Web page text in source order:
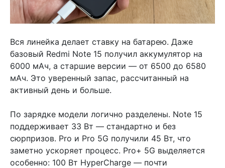
Вся линейка делает ставку на батарею. Даже
базовый Redmi Note 15 получил аккумулятор на
6000 мАч, а старшие версии — от 6500 до 6580
мАч. Это уверенный запас, рассчитанный на
активный день и больше.
По зарядке модели логично разделены. Note 15
поддерживает 33 Вт — стандартно и без
сюрпризов. Pro и Pro 5G получили 45 Вт, что
заметно ускоряет процесс. Pro+ 5G выделяется
особенно: 100 Вт HyperCharge — почти